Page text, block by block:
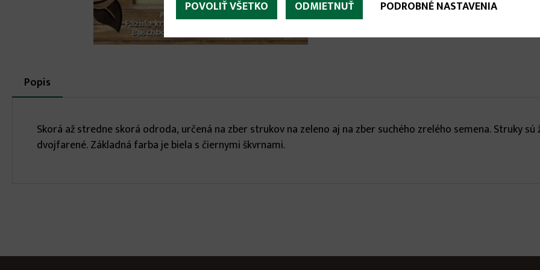
More
infos
Popis
karta)
Skorá až stredne skorá odroda, určená na zber strukov na zeleno aj na zber suchého zrelého semena. Struky
dvojfarené. Základná farba je biela s čiernymi škvrnami.
POVOLIŤ VŠETKO ODMIETNUŤ PODROBNÉ NASTAVENIA